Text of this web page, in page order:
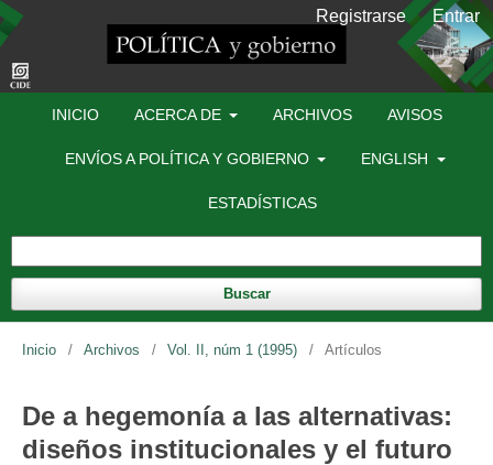
INICIO ACERCA DE ARCHIVOS AVISOS
ENVÍOS A POLÍTICA Y GOBIERNO ENGLISH
ESTADÍSTICAS
Buscar
Registrarse Entrar
Inicio / Archivos / Vol. II, núm 1 (1995) / Artículos
De a hegemonía a las alternativas:
diseños institucionales y el futuro